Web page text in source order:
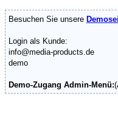
Besuchen Sie unsere
Login als Kunde:
info@media-products.de
demo
Demo-Zugang Admin-Menü: